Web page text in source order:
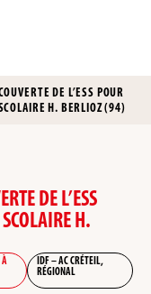
DE L’ESS POUR
H. BERLIOZ (94)
DE L’ESS
H.
À
IDF – AC CRÉTEIL,
RÉGIONAL